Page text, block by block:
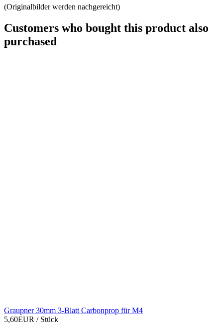
(Originalbilder werden nachgereicht)
Customers who bought this product also
purchased
Graupner 30mm 3-Blatt Carbonprop für M4
5,60EUR / Stück